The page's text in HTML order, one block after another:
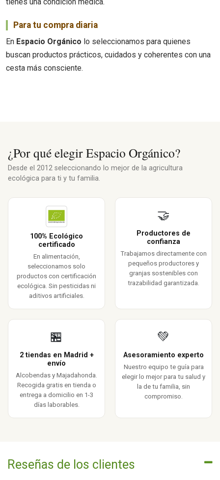
Para tu compra diaria
En Espacio Orgánico lo seleccionamos para quienes
buscan productos prácticos, cuidados y coherentes con una
cesta más consciente.
¿Por qué elegir Espacio Orgánico?
Desde el 2012 seleccionando lo mejor de la agricultura
ecológica para ti y tu familia.
100% Ecológico
certificado
En alimentación,
seleccionamos solo
productos con certificación
ecológica. Sin pesticidas ni
aditivos artificiales.
🤝
Productores de
confianza
Trabajamos directamente con
pequeños productores y
granjas sostenibles con
trazabilidad garantizada.
🏪
2 tiendas en Madrid +
envío
Alcobendas y Majadahonda.
Recogida gratis en tienda o
entrega a domicilio en 1-3
días laborables.
💚
Asesoramiento experto
Nuestro equipo te guía para
elegir lo mejor para tu salud y
la de tu familia, sin
compromiso.
Reseñas de los clientes